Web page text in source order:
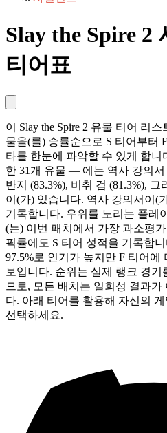
Slay the Spire 2
티어표
이 Slay the Spire 2 유물 티어 리
물을(를) 승률순으로 S 티어부터
타를 한눈에 파악할 수 있게 합
한 31개 유물 — 에는 역사 강의서
반지 (83.3%), 비취 검 (81.3%),
이(가) 있습니다. 역사 강의서이(
기록합니다. 우위를 노리는 플레
(는) 이번 패치에서 가장 과소평
픽률에도 S 티어 성적을 기록합
97.5%로 인기가 높지만 F 티어에
보입니다. 순위는 실제 랭크 경
므로, 모든 배치는 일회성 결과가
다. 아래 티어를 활용해 자신의
선택하세요.